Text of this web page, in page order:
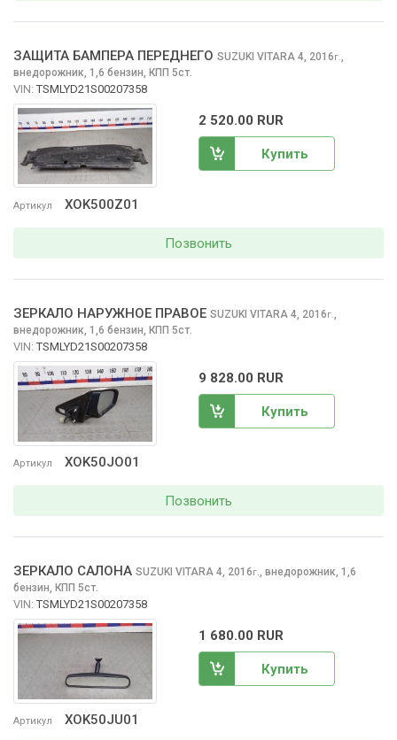
Артикул XOK500Z01
ЗАЩИТА БАМПЕРА ПЕРЕДНЕГО SUZUKI VITARA 4, 2016г.
внедорожник, 1,6 бензин, КПП 5ст.
VIN: TSMLYD21S00207358
2 520.00 RUR
Купить
Позвонить
Артикул XOK50JO01
ЗЕРКАЛО НАРУЖНОЕ ПРАВОЕ SUZUKI VITARA 4, 2016г.
внедорожник, 1,6 бензин, КПП 5ст.
VIN: TSMLYD21S00207358
9 828.00 RUR
Купить
Позвонить
Артикул XOK50JU01
ЗЕРКАЛО САЛОНА SUZUKI VITARA 4, 2016г. внедорожник, 1,6
бензин, КПП 5ст.
VIN: TSMLYD21S00207358
1 680.00 RUR
Купить